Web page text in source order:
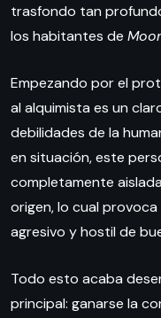
trasfondo tan
los habitantes de
Empezando por el
al alquimista es un
debilidades de la
en situación, este
completamente
origen, lo cual
agresivo y hostil de
Todo esto acaba
principal: ganarse la